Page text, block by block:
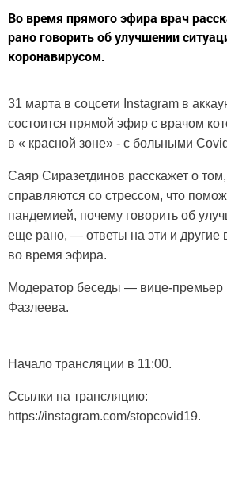
Во время прямого эфира врач
рано говорить об улучшении
коронавирусом.
31 марта в соцсети Instagram в
состоится прямой эфир с врачом
в « красной зоне» - с больными
Саяр Сиразетдинов расскажет о том,
справляются со стрессом, что
пандемией, почему говорить об
еще рано, — ответы на эти и другие
во время эфира.
Модератор беседы — вице-премьер
Фазлеева.
Начало трансляции в 11:00.
Ссылки на трансляцию:
https://instagram.com/stopcovid19.